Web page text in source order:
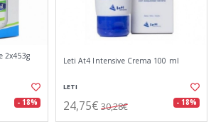
2x453g
- 18%
Leti At4 Intensive Crema 100 ml
LETI
24,75€ 30,28€ - 18%